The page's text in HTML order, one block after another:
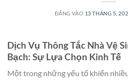
ĐĂNG VÀO 13 THÁNG 5,
Dịch Vụ Thông Tắc Nhà Vệ
Bạch: Sự Lựa Chọn Kinh Tế
Một trong những yếu tố khiến